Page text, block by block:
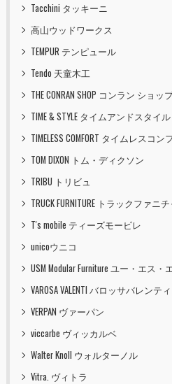
Tacchini タッキーニ
高山ウッドワークス
TEMPUR テンピュール
Tendo 天童木工
THE CONRAN SHOP コンラン ショッ
TIME & STYLE タイムアンドスタイル
TIMELESS COMFORT タイムレスコン
TOM DIXON トム・ディクソン
TRIBU トリビュ
TRUCK FURNITURE トラックファニ
T's mobile ティーズモービレ
unicoウニコ
USM Modular Furniture ユー・エス・
VAROSA VALENTI バロッサバレンティ
VERPAN ヴァーパン
viccarbe ヴィッカルベ
Walter Knoll ウォルターノル
Vitra. ヴィトラ